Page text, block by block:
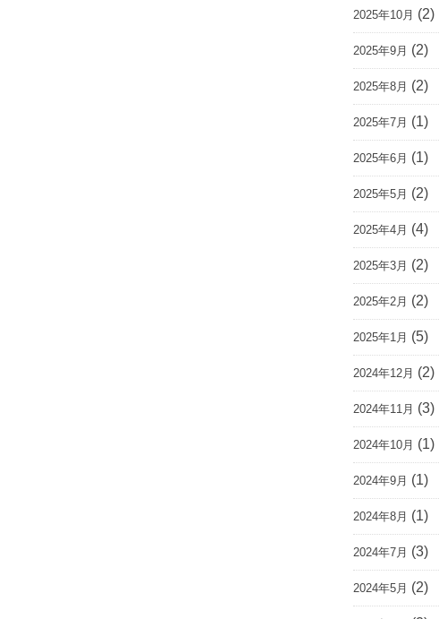
2025年10月 (2)
2025年9月 (2)
2025年8月 (2)
2025年7月 (1)
2025年6月 (1)
2025年5月 (2)
2025年4月 (4)
2025年3月 (2)
2025年2月 (2)
2025年1月 (5)
2024年12月 (2)
2024年11月 (3)
2024年10月 (1)
2024年9月 (1)
2024年8月 (1)
2024年7月 (3)
2024年5月 (2)